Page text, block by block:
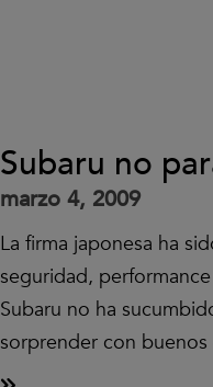
Subaru no
marzo 4, 2009
La firma japonesa ha
seguridad,
Subaru no ha
sorprender con